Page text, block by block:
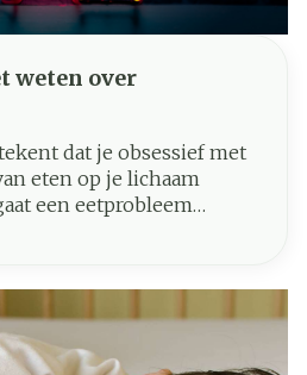
weten over
dat je obsessief met
eten op je lichaam
een eetprobleem
stamt vaak uit